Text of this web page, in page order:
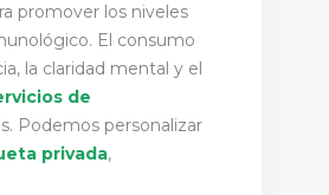
promover los niveles
El consumo
la claridad mental y el
de
Podemos personalizar
privada,